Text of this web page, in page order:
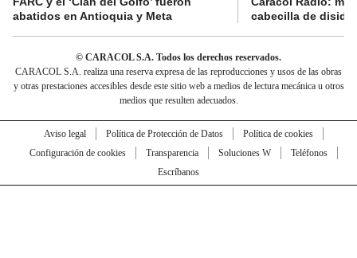
abatidos en Antioquia y Meta
cabecilla de
© CARACOL S.A. Todos los derechos reservados.
CARACOL S.A. realiza una reserva expresa de las reproducciones y usos de las obras
y otras prestaciones accesibles desde este sitio web a medios de lectura mecánica u otros
medios que resulten adecuados.
Aviso legal Política de Protección de Datos
Política de cookies
Configuración de cookies
Transparencia Soluciones W
Teléfonos
Escríbanos